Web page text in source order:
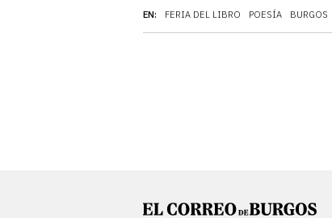
EN: FERIA DEL LIBRO POESÍA BURGOS